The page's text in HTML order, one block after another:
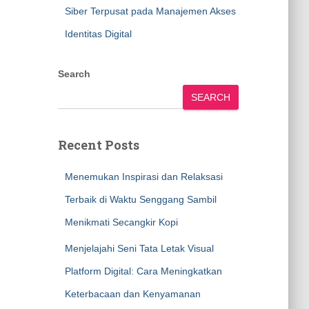
Siber Terpusat pada Manajemen Akses
Identitas Digital
Search
SEARCH
Recent Posts
Menemukan Inspirasi dan Relaksasi
Terbaik di Waktu Senggang Sambil
Menikmati Secangkir Kopi
Menjelajahi Seni Tata Letak Visual
Platform Digital: Cara Meningkatkan
Keterbacaan dan Kenyamanan